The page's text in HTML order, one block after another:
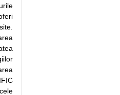
a
0800.080.999
- CNAS
- ANMDM